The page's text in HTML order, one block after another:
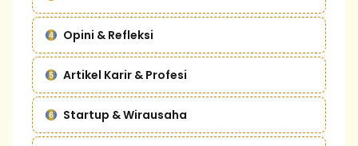
Opini & Refleksi
Artikel Karir & Profesi
Startup & Wirausaha